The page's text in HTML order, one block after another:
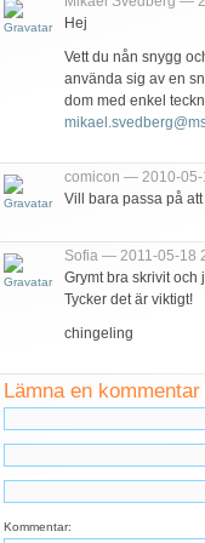
Hej
Vett du nån snygg
använda sig av en
dom med enkel
comicon — 2010-05-
Vill bara passa på
Sofia — 2011-05-18
Grymt bra skrivit
Tycker det är viktigt!
chingeling
Lämna en kommentar
Kommentar: